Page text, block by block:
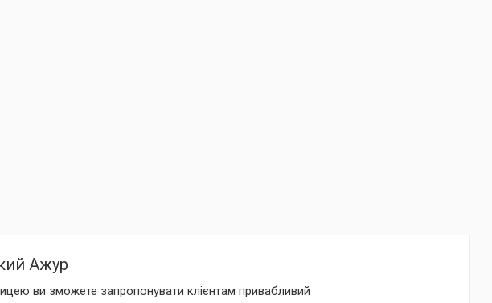
Ажур
ви зможете запропонувати клієнтам привабливий